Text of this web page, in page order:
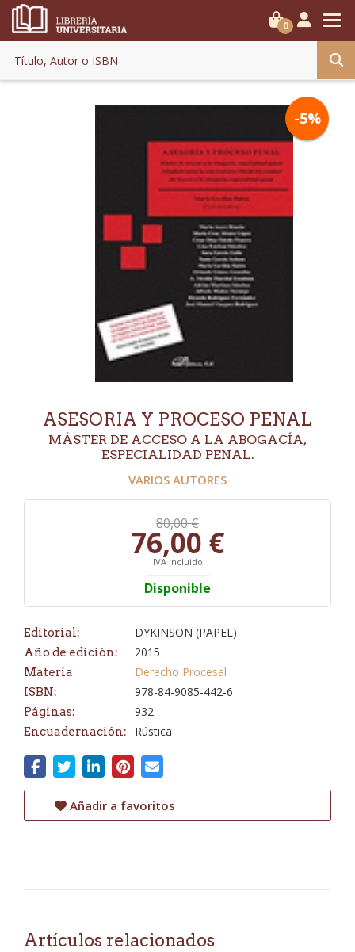
0
-5%
ASESORIA Y PROCESO PENAL
MÁSTER DE ACCESO A LA ABOGACÍA,
ESPECIALIDAD PENAL.
VARIOS AUTORES
80,00 €
76,00 €
IVA incluido
Disponible
Editorial: DYKINSON (PAPEL)
Año de edición: 2015
Materia Derecho Procesal
ISBN: 978-84-9085-442-6
Páginas: 932
Encuadernación: Rústica
Añadir a favoritos
Artículos relacionados